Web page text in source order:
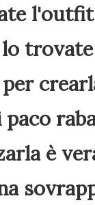
lo trovate
è